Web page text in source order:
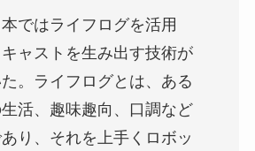
ではライフログを活用
ャストを生み出す技術が
。ライフログとは、ある
活、趣味趣向、口調など
り、それを上手くロボッ